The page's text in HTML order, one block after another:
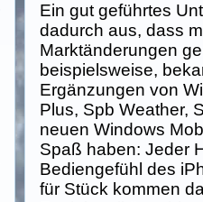
Ein gut geführtes
dadurch aus, dass
Marktänderungen
beispielsweise,
Ergänzungen von
Plus, Spb Weather,
neuen Windows
Spaß haben: Jeder
Bediengefühl des
für Stück kommen